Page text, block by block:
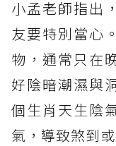
小孟老師指出
友要特別當心
物，通常只在
好陰暗潮濕與
個生肖天生陰
氣，導致煞到